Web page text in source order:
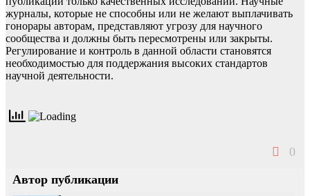
журналы, которые не способны или не желают выплачивать
гонорары авторам, представляют угрозу для научного
сообщества и должны быть пересмотрены или закрыты.
Регулирование и контроль в данной области становятся
необходимостью для поддержания высоких стандартов
научной деятельности.
0
Автор публикации